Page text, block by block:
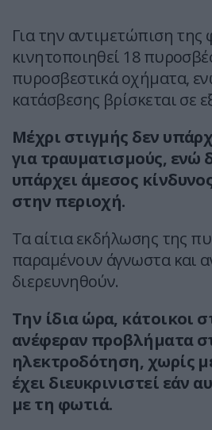
Για την αντιμετώπιση της
κινητοποιηθεί 18
πυροσβεστικά οχήματα,
κατάσβεσης βρίσκεται σε
Μέχρι στιγμής δεν
για τραυματισμούς, ενώ
υπάρχει άμεσος
στην περιοχή.
Τα αίτια εκδήλωσης της
παραμένουν άγνωστα και
διερευνηθούν.
Την ίδια ώρα, κάτοικοι
ανέφεραν προβλήματα
ηλεκτροδότηση, χωρίς
έχει διευκρινιστεί εάν
με τη φωτιά.